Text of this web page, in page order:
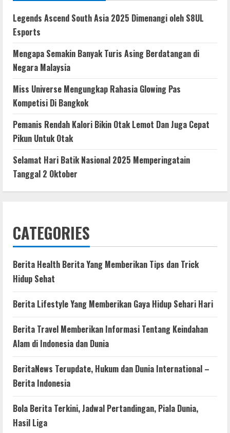
Legends Ascend South Asia 2025 Dimenangi oleh S8UL
Esports
Mengapa Semakin Banyak Turis Asing Berdatangan di
Negara Malaysia
Miss Universe Mengungkap Rahasia Glowing Pas
Kompetisi Di Bangkok
Pemanis Rendah Kalori Bikin Otak Lemot Dan Juga Cepat
Pikun Untuk Otak
Selamat Hari Batik Nasional 2025 Memperingatain
Tanggal 2 Oktober
CATEGORIES
Berita Health Berita Yang Memberikan Tips dan Trick
Hidup Sehat
Berita Lifestyle Yang Memberikan Gaya Hidup Sehari Hari
Berita Travel Memberikan Informasi Tentang Keindahan
Alam di Indonesia dan Dunia
BeritaNews Terupdate, Hukum dan Dunia International –
Berita Indonesia
Bola Berita Terkini, Jadwal Pertandingan, Piala Dunia,
Hasil Liga